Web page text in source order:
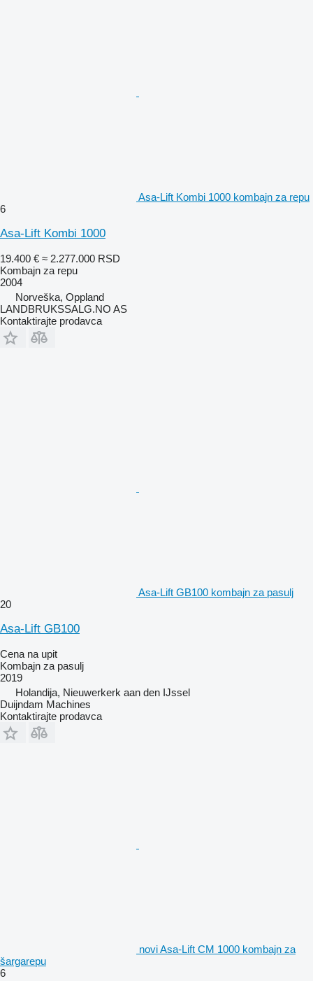
Asa-Lift Kombi 1000 kombajn za repu
6
Asa-Lift Kombi 1000
19.400 € ≈ 2.277.000 RSD
Kombajn za repu
2004
Norveška, Oppland
LANDBRUKSSALG.NO AS
Kontaktirajte prodavca
Asa-Lift GB100 kombajn za pasulj
20
Asa-Lift GB100
Cena na upit
Kombajn za pasulj
2019
Holandija, Nieuwerkerk aan den IJssel
Duijndam Machines
Kontaktirajte prodavca
novi Asa-Lift CM 1000 kombajn za
šargarepu
6